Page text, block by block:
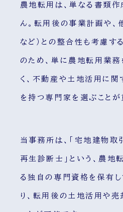
農地転用は、単なる書類
ん。転用後の事業計画や、
など）との整合性も考慮す
のため、単に農地転用業務
く、不動産や土地活用に
を持つ専門家を選ぶことが
当事務所は、「宅地建物取
再生診断士」という、農地
る独自の専門資格を保有し
り、転用後の土地活用や売